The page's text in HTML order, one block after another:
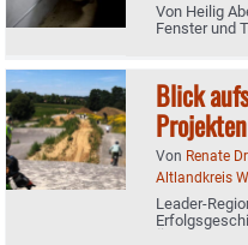
Von Heilig
Fenster und
Blick
Projekten
Von Renate
Altlandkreis
Leader-